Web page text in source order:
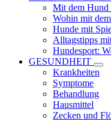
Mit dem Hund
Wohin mit
Hunde mit
Alltagstipps
Hundesport:
GESUNDHEIT
Krankheiten
Symptome
Behandlung
Hausmittel
Zecken und